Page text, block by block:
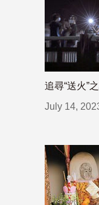
追尋“送火”
July 14,